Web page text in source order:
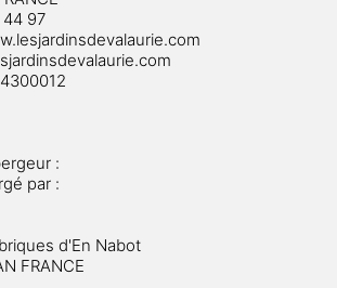
97
:
par :
d'En Nabot
FRANCE